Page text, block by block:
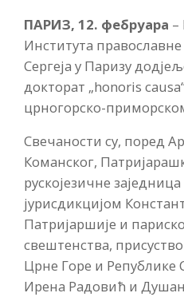
ПАРИЗ, 12. фебруара –
Института православне
Сергеја у Паризу
докторат „honoris
црногорско-
Свечаности су, поред
Команског,
рускојезичне
јурисдикцијом
Патријаршије и
свештенства,
Црне Горе и Републике
Ирена Радовић и